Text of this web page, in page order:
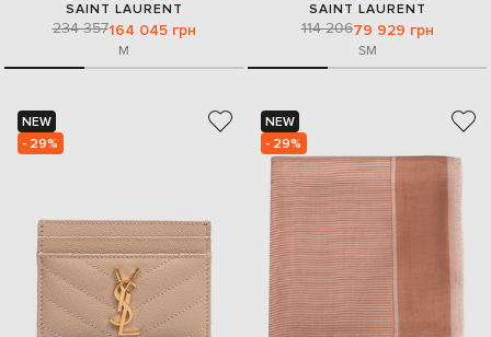
SAINT LAURENT
234 357164 045 грн
M
SAINT LAURENT
114 20679 929 грн
SM
NEW
- 29%
NEW
- 29%